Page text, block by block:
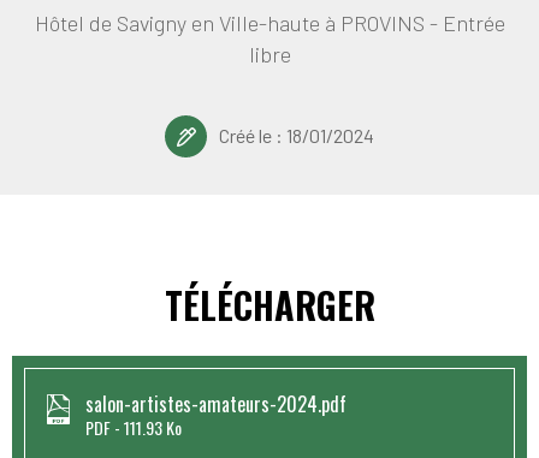
Hôtel de Savigny en Ville-haute à PROVINS - Entrée
libre
Créé le : 18/01/2024
TÉLÉCHARGER
salon-artistes-amateurs-2024.pdf
PDF 111.93 Ko